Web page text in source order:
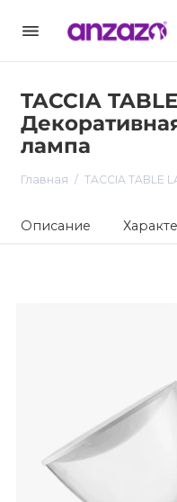
TACCIA
лампа
Главная TACCIA TABLE
Описание